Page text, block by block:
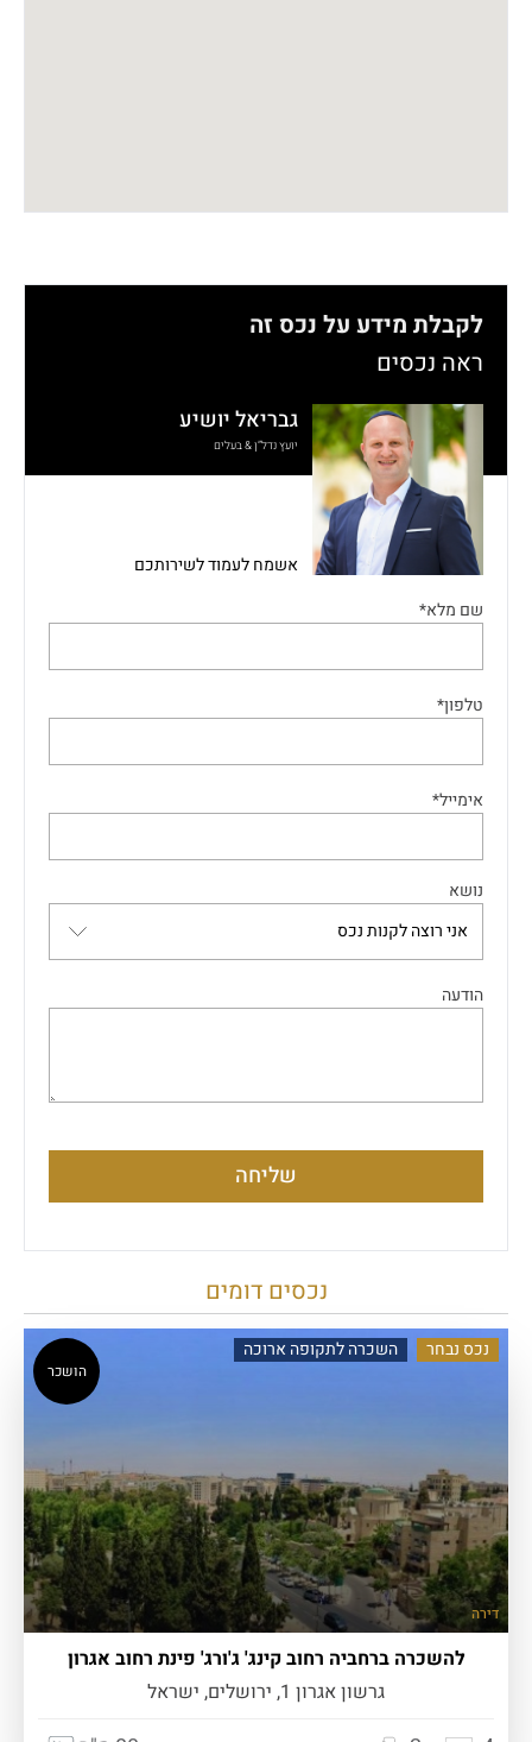
לקבלת מידע על נכס זה
ראה נכסים
גבריאל יושיע
יועץ נדל”ן & בעלים
אשמח לעמוד לשירותכם
שם מלא*
טלפון*
אימייל*
נושא
הודעה
שליחה
נכסים דומים
נכס נבחר השכרה לתקופה ארוכה
הושכר
דירה
להשכרה ברחביה רחוב קינג' ג'ורג' פינת רחוב אגרון
גרשון אגרון 1, ירושלים, ישראל